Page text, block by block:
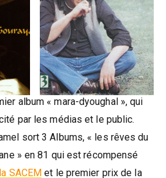
album « mara-dyoughal », qui
par les médias et le public.
sort 3 Albums, « les rêves du
» en 81 qui est récompensé
SACEM et le premier prix de la